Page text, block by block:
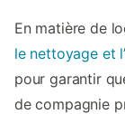
En matière de
le nettoyage et
pour garantir
de compagnie